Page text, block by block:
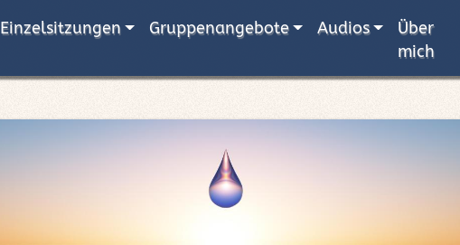
Einzelsitzungen Gruppenangebote Audios
Über
mich